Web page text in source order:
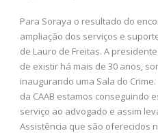
Para Soraya o resultado do
ampliação dos serviços e
de Lauro de Freitas. A
de existir há mais de 30 anos,
inaugurando uma Sala do
da CAAB estamos conseguindo
serviço ao advogado e assim
Assistência que são oferecidos